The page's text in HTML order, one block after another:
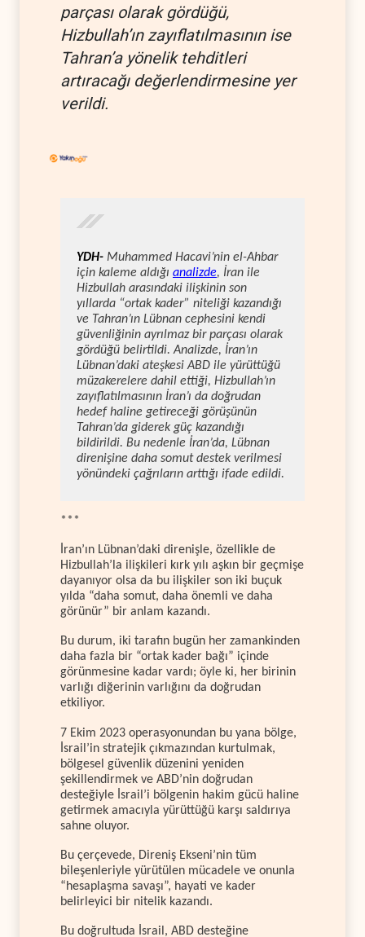
parçası olarak gördüğü,
Hizbullah’ın zayıflatılmasının ise
Tahran’a yönelik tehditleri
artıracağı değerlendirmesine yer
verildi.
YDH- Muhammed Hacavi’nin el-Ahbar
için kaleme aldığı analizde, İran ile
Hizbullah arasındaki ilişkinin son
yıllarda “ortak kader” niteliği kazandığı
ve Tahran’ın Lübnan cephesini kendi
güvenliğinin ayrılmaz bir parçası olarak
gördüğü belirtildi. Analizde, İran’ın
Lübnan’daki ateşkesi ABD ile yürüttüğü
müzakerelere dahil ettiği, Hizbullah’ın
zayıflatılmasının İran’ı da doğrudan
hedef haline getireceği görüşünün
Tahran’da giderek güç kazandığı
bildirildi. Bu nedenle İran’da, Lübnan
direnişine daha somut destek verilmesi
yönündeki çağrıların arttığı ifade edildi.
***
İran’ın Lübnan’daki direnişle, özellikle de
Hizbullah’la ilişkileri kırk yılı aşkın bir geçmişe
dayanıyor olsa da bu ilişkiler son iki buçuk
yılda “daha somut, daha önemli ve daha
görünür” bir anlam kazandı.
Bu durum, iki tarafın bugün her zamankinden
daha fazla bir “ortak kader bağı” içinde
görünmesine kadar vardı; öyle ki, her birinin
varlığı diğerinin varlığını da doğrudan
etkiliyor.
7 Ekim 2023 operasyonundan bu yana bölge,
İsrail’in stratejik çıkmazından kurtulmak,
bölgesel güvenlik düzenini yeniden
şekillendirmek ve ABD’nin doğrudan
desteğiyle İsrail’i bölgenin hakim gücü haline
getirmek amacıyla yürüttüğü karşı saldırıya
sahne oluyor.
Bu çerçevede, Direniş Ekseni’nin tüm
bileşenleriyle yürütülen mücadele ve onunla
“hesaplaşma savaşı”, hayati ve kader
belirleyici bir nitelik kazandı.
Bu doğrultuda İsrail, ABD desteğine